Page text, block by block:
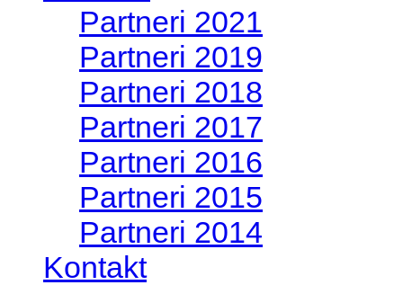
Partneri 2021
Partneri 2019
Partneri 2018
Partneri 2017
Partneri 2016
Partneri 2015
Partneri 2014
Kontakt